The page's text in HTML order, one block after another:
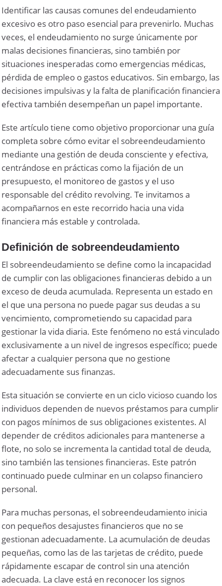
Identificar las causas comunes del endeudamiento
excesivo es otro paso esencial para prevenirlo. Muchas
veces, el endeudamiento no surge únicamente por
malas decisiones financieras, sino también por
situaciones inesperadas como emergencias médicas,
pérdida de empleo o gastos educativos. Sin embargo, las
decisiones impulsivas y la falta de planificación financiera
efectiva también desempeñan un papel importante.
Este artículo tiene como objetivo proporcionar una guía
completa sobre cómo evitar el sobreendeudamiento
mediante una gestión de deuda consciente y efectiva,
centrándose en prácticas como la fijación de un
presupuesto, el monitoreo de gastos y el uso
responsable del crédito revolving. Te invitamos a
acompañarnos en este recorrido hacia una vida
financiera más estable y controlada.
Definición de sobreendeudamiento
El sobreendeudamiento se define como la incapacidad
de cumplir con las obligaciones financieras debido a un
exceso de deuda acumulada. Representa un estado en
el que una persona no puede pagar sus deudas a su
vencimiento, comprometiendo su capacidad para
gestionar la vida diaria. Este fenómeno no está vinculado
exclusivamente a un nivel de ingresos específico; puede
afectar a cualquier persona que no gestione
adecuadamente sus finanzas.
Esta situación se convierte en un ciclo vicioso cuando los
individuos dependen de nuevos préstamos para cumplir
con pagos mínimos de sus obligaciones existentes. Al
depender de créditos adicionales para mantenerse a
flote, no solo se incrementa la cantidad total de deuda,
sino también las tensiones financieras. Este patrón
continuado puede culminar en un colapso financiero
personal.
Para muchas personas, el sobreendeudamiento inicia
con pequeños desajustes financieros que no se
gestionan adecuadamente. La acumulación de deudas
pequeñas, como las de las tarjetas de crédito, puede
rápidamente escapar de control sin una atención
adecuada. La clave está en reconocer los signos